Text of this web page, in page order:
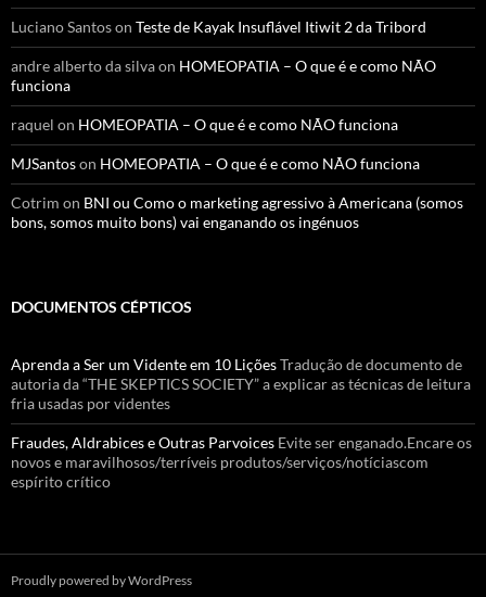
Luciano Santoson Teste de Kayak Insuflável Itiwit 2 da Tribord
andre alberto da silvaon HOMEOPATIA – O que é e como NÃO
funciona
raquel on HOMEOPATIA – O que é e como NÃO funciona
MJSantoson HOMEOPATIA – O que é e como NÃO funciona
Cotrim on BNI ou Como o marketing agressivo à Americana (somos
bons, somos muito bons) vai enganando os ingénuos
DOCUMENTOS CÉPTICOS
Aprenda a Ser um Vidente em 10 LiçõesTradução de documento de
autoria da “THE SKEPTICS SOCIETY” a explicar as técnicas de leitura
fria usadas por videntes
Fraudes, Aldrabices e Outras Parvoices Evite ser enganado.Encare os
novos e maravilhosos/terríveis produtos/serviços/notíciascom
espírito crítico
Proudly powered by WordPress